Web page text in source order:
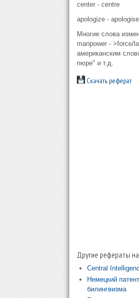
center - centre
apologize - apologise
Многие слова
manpower - >force/
американским
пюре" и т.д.
Скачать реферат
Другие рефераты
Central
Немецкий
билингвизма